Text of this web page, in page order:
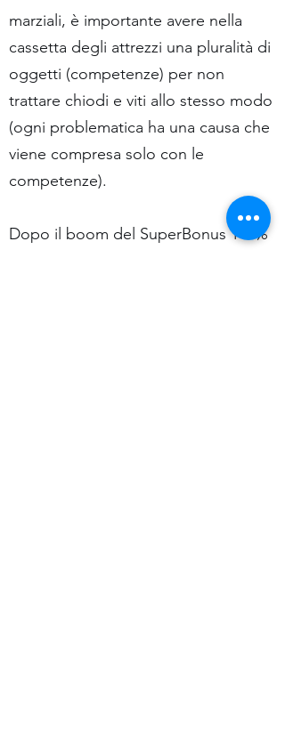
marziali, è importante avere nella
cassetta degli attrezzi una pluralità di
oggetti (competenze) per non
trattare chiodi e viti allo stesso modo
(ogni problematica ha una causa che
viene compresa solo con le
competenze).
Dopo il boom del SuperBonus 110%